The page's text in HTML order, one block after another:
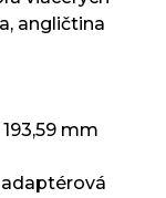
angličtina
mm